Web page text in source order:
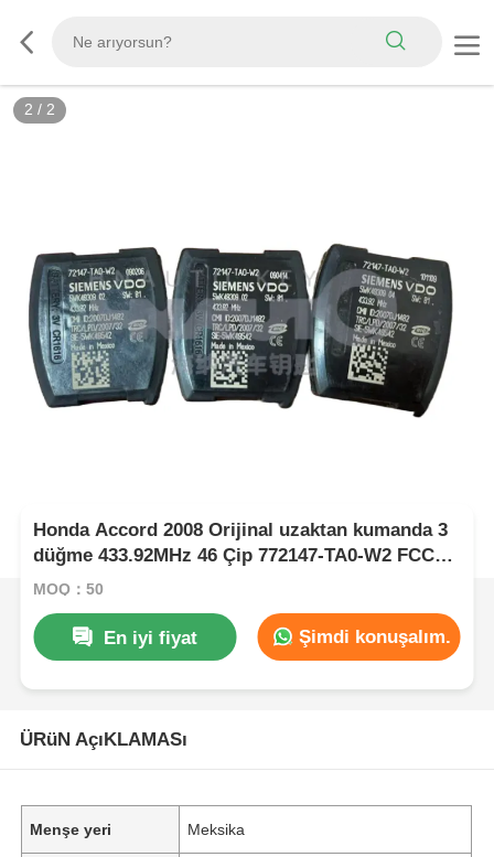
2 / 2
Honda Accord 2008 Orijinal uzaktan kumanda 3
düğme 433.92MHz 46 Çip 772147-TA0-W2 FCC
ID: 5WK49309 02
MOQ：50
En iyi fiyat Şimdi konuşalım.
ÜRüN AçıKLAMASı
Menşe yeri Meksika